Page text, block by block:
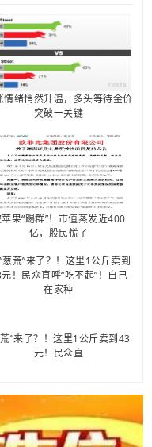
情绪悄然升温，多头等待金价
突破一关键
果“踢群”！市值蒸发近400
亿，股民慌了
”来了？！这里1公斤卖到43
元！民众直